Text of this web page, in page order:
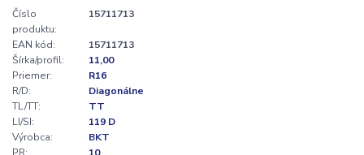
Číslo
produktu:
15711713
EAN kód:
15711713
Šírka/profil:
11,00
Priemer:
R16
R/D:
Diagonálne
TL/TT:
TT
LI/SI:
119 D
Výrobca:
BKT